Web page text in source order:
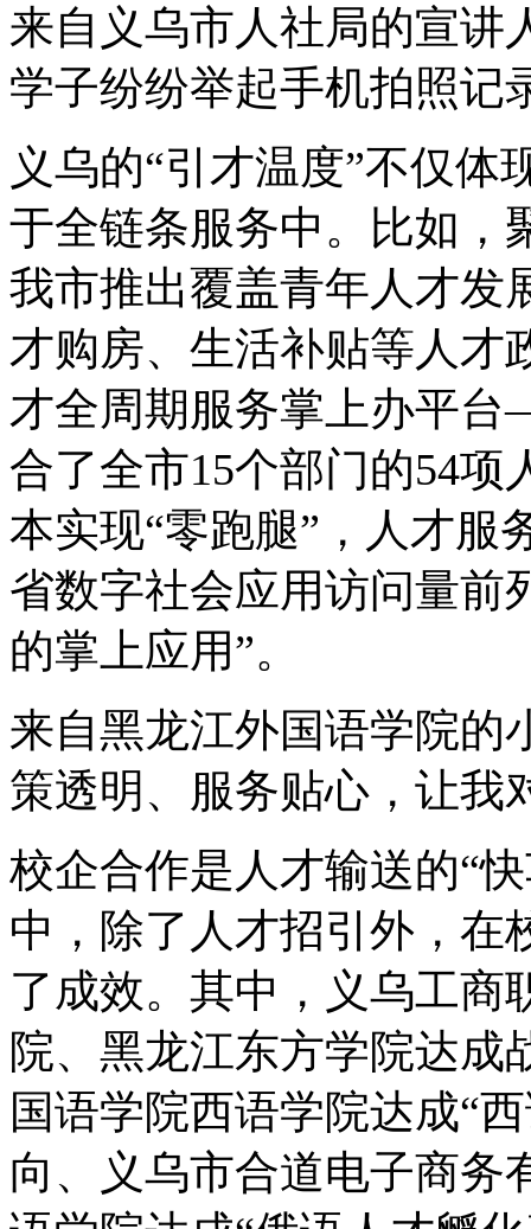
来自义乌市人社局的宣讲
学子纷纷举起手机拍照记
义乌的“引才温度”不仅
于全链条服务中。比如，
我市推出覆盖青年人才发
才购房、生活补贴等人才
才全周期服务掌上办平
合了全市15个部门的54
本实现“零跑腿”，人才服
省数字社会应用访问量前
的掌上应用”。
来自黑龙江外国语学院的
策透明、服务贴心，让我
校企合作是人才输送的“
中，除了人才招引外，在
了成效。其中，义乌工商
院、黑龙江东方学院达成
国语学院西语学院达成“
向、义乌市合道电子商务